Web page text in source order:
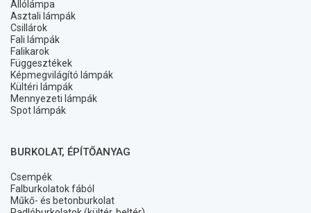
Állólámpa
Asztali lámpák
Csillárok
Fali lámpák
Falikarok
Függesztékek
Képmegvilágító lámpák
Kültéri lámpák
Mennyezeti lámpák
Spot lámpák
BURKOLAT, ÉPÍTŐANYAG
Csempék
Falburkolatok fából
Műkő- és betonburkolat